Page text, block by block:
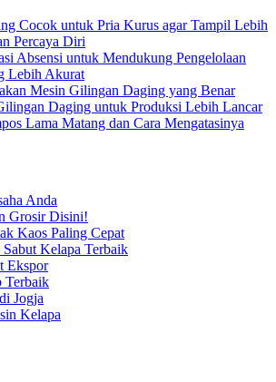
Cocok untuk Pria Kurus agar Tampil Lebih
Percaya Diri
Absensi untuk Mendukung Pengelolaan
Lebih Akurat
Mesin Gilingan Daging yang Benar
Daging untuk Produksi Lebih Lancar
Lama Matang dan Cara Mengatasinya
Anda
Grosir Disini!
Kaos Paling Cepat
Kelapa Terbaik
Ekspor
Terbaik
Jogja
Kelapa